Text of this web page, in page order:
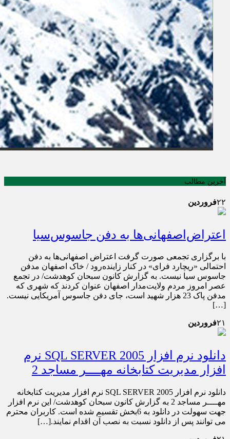
آخرین مطالب
۲۲فروردین
اعتراض‌اصفهانی‌ها به دفن جاسوس‌سیا
با برگزاری تجمعی صورت گرفت اعتراض اصفهانی‌ها به دفن
احتمالی «ریچارد فرای» در کنار زاینده‌رود / خاک اصفهان مدفن
جاسوس سیا نیست. به گزارش کانون سبحان کوهدشت/ در تجمع
عصر امروز مردم ولایت‌مدار اصفهان عنوان کردند که شهری که
مدفن پاک 23 هزار شهید است، جای دفن جاسوس آمریکایی نیست.
[…]
۲۱فروردین
دانلود نرم افزار SQL SERVER 2005 نرم
افزار مدیریت کتابخانه مهــــر مساجد 2
دانلود نرم افزار SQL SERVER 2005 نرم افزار مدیریت کتابخانه
مهــــر مساجد 2 به گزارش کانون سبحان کوهدشت/ این نرم افزار
جهت سهولت در دانلود به 6بخش تقسیم شده است. کاربران محترم
می توانند پس از دانلود نسبت به نصب آن اقدام نمایند.[…]